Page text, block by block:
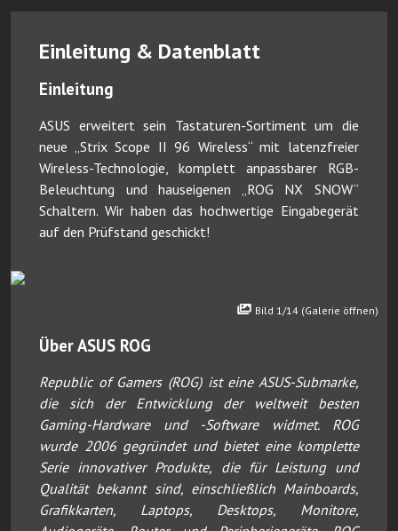
Einleitung & Datenblatt
Einleitung
ASUS erweitert sein Tastaturen-Sortiment um die
neue „Strix Scope II 96 Wireless“ mit latenzfreier
Wireless-Technologie, komplett anpassbarer RGB-
Beleuchtung und hauseigenen „ROG NX SNOW“
Schaltern. Wir haben das hochwertige Eingabegerät
auf den Prüfstand geschickt!
Bild 1/14 (Galerie öffnen)
Über ASUS ROG
Republic of Gamers (ROG) ist eine ASUS-Submarke,
die sich der Entwicklung der weltweit besten
Gaming-Hardware und -Software widmet. ROG
wurde 2006 gegründet und bietet eine komplette
Serie innovativer Produkte, die für Leistung und
Qualität bekannt sind, einschließlich Mainboards,
Grafikkarten, Laptops, Desktops, Monitore,